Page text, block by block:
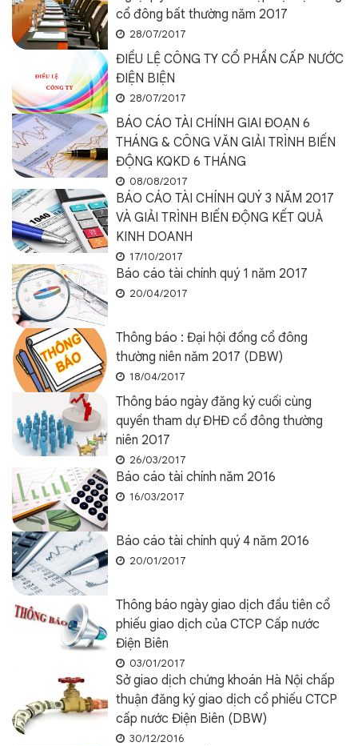
cổ đông bất thường năm 2017
28/07/2017
ĐIỀU LỆ CÔNG TY CỔ PHẦN CẤP NƯỚC
ĐIỆN BIỆN
28/07/2017
BÁO CÁO TÀI CHÍNH GIAI ĐOẠN 6
THÁNG & CÔNG VĂN GIẢI TRÌNH BIẾN
ĐỘNG KQKD 6 THÁNG
08/08/2017
BÁO CÁO TÀI CHÍNH QUÝ 3 NĂM 2017
VÀ GIẢI TRÌNH BIẾN ĐỘNG KẾT QUẢ
KINH DOANH
17/10/2017
Báo cáo tài chính quý 1 năm 2017
20/04/2017
Thông báo : Đại hội đồng cổ đông
thường niên năm 2017 (DBW)
18/04/2017
Thông báo ngày đăng ký cuối cùng
quyền tham dự ĐHĐ cổ đông thường
niên 2017
26/03/2017
Báo cáo tài chính năm 2016
16/03/2017
Báo cáo tài chính quý 4 năm 2016
20/01/2017
Thông báo ngày giao dịch đầu tiên cổ
phiếu giao dịch của CTCP Cấp nước
Điện Biên
03/01/2017
Sở giao dịch chứng khoán Hà Nội chấp
thuận đăng ký giao dịch cổ phiếu CTCP
cấp nước Điện Biên (DBW)
30/12/2016